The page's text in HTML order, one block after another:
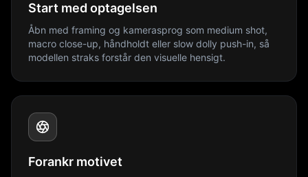
Start med optagelsen
Åbn med framing og kamerasprog som medium shot,
macro close-up, håndholdt eller slow dolly push-in, så
modellen straks forstår den visuelle hensigt.
Forankr motivet